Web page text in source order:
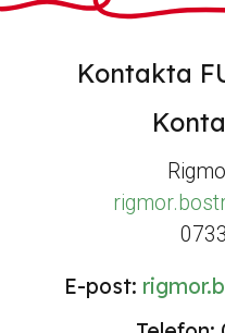
Kontakta
E-post: